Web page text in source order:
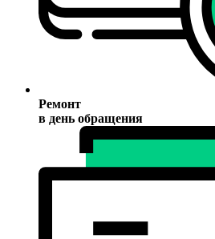
Ремонт
в день обращения